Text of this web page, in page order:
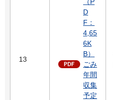
13
D
F：
4,65
6K
B）
ごみ
年間
収集
予定